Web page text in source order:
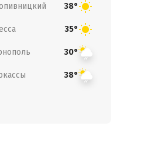
38°
35°
30°
38°